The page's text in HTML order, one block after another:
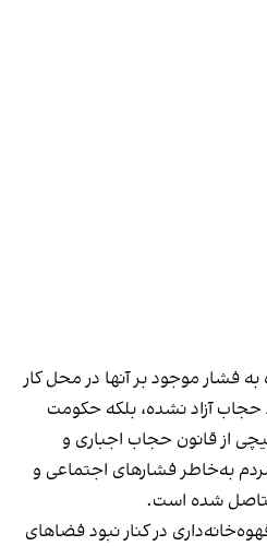
به فشار موجود بر آنها در محل کار
حجاب آزاد نشده، بلکه حکومت
از قانون حجاب اجباری و
به‌خاطر فشارهای اجتماعی و
شده است.
در کنار نبود فضاهای